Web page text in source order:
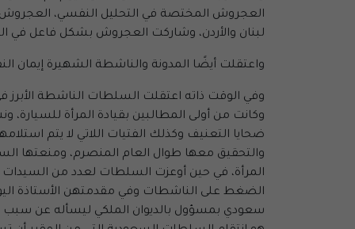
العجروش المختصة في التحليل النفسي، العجروش
لبنان والأردن، وشاركت العجروش بشكل فاعل في
واعتقلت أيضًا المدونة والناشطة الشهيرة إيمان
وفي الوقت ذاته اعتقلت السلطات الناشطة
وكانت من أولى المطالبين بقيادة المرأة
ضحايا التعنيف وكذلك الفتيات اللاتي لا يتم
والتحقيق معها طوال العام المنصرم، ومنعتها
المرأة، في حين أوعزت السلطات لعدد من
سعودي بمسؤول بالديوان الملكي ليسأله عن سبب